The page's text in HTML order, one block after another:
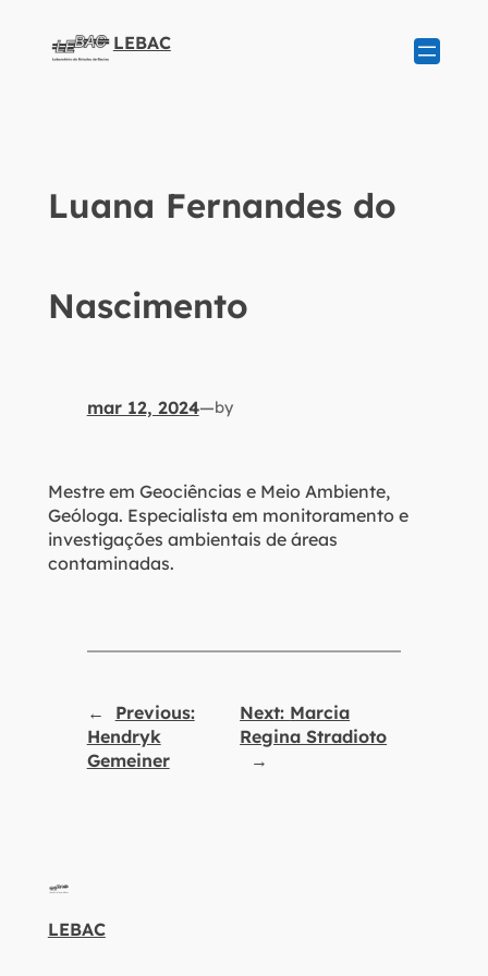
LEBAC
Luana Fernandes do
Nascimento
mar 12, 2024—by
Mestre em Geociências e Meio Ambiente,
Geóloga. Especialista em monitoramento e
investigações ambientais de áreas
contaminadas.
←
Previous:
Hendryk
Gemeiner
Next: Marcia
Regina Stradioto
→
LEBAC